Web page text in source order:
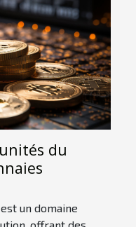
du
un domaine